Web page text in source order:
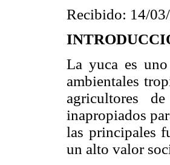
Recibido: 14/
La yuca es
ambientales
agricultores
inapropiados
las principales
un alto valor